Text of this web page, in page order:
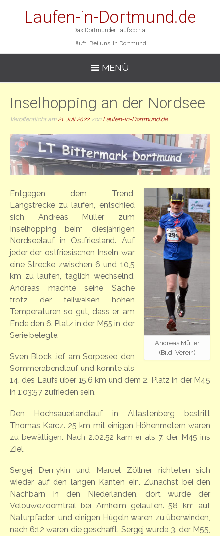
Laufen-in-Dortmund.de
Das Dortmunder Laufsportal
Läuft. Bei uns. In Dortmund.
MENÜ
Inselhopping an der Nordsee
Veröffentlicht am21. Juli 2022von Laufen-in-Dortmund.de
Andreas Müller
(Bild: Verein)
Entgegen dem Trend,
Langstrecke zu laufen, entschied
sich Andreas Müller zum
Inselhopping beim diesjährigen
Nordseelauf in Ostfriesland. Auf
jeder der ostfriesischen Inseln war
eine Strecke zwischen 6 und 10,5
km zu laufen, täglich wechselnd.
Andreas machte seine Sache
trotz der teilweisen hohen
Temperaturen so gut, dass er am
Ende den 6. Platz in der M55 in der
Serie belegte.
Sven Block lief am Sorpesee den
Sommerabendlauf und konnte als
14. des Laufs über 15,6 km und dem 2. Platz in der M45
in 1:03:57 zufrieden sein.
Den Hochsauerlandlauf in Altastenberg bestritt
Thomas Karcz. 25 km mit einigen Höhenmetern waren
zu bewältigen. Nach 2:02:52 kam er als 7. der M45 ins
Ziel.
Sergej Demykin und Marcel Zöllner richteten sich
wieder auf den langen Kanten ein. Zunächst bei den
Nachbarn in den Niederlanden, dort wurde der
Velouwezoomtrail bei Arnheim gelaufen. 58 km auf
Naturpfaden und einigen Hügeln waren zu überwinden,
nach 6:12 waren die geschafft. Sergej wurde 3. der M55,